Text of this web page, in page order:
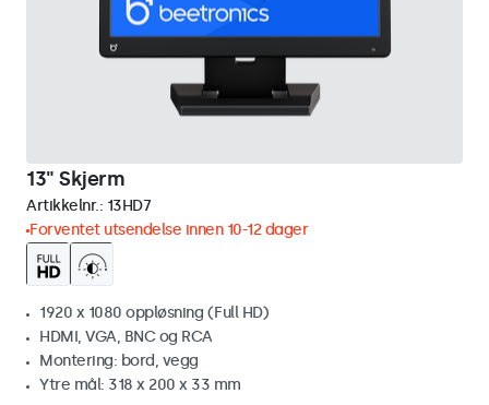
13" Skjerm
Artikkelnr.: 13HD7
Forventet utsendelse innen 10-12 dager
1920 x 1080 oppløsning (Full HD)
HDMI, VGA, BNC og RCA
Montering: bord, vegg
Ytre mål: 318 x 200 x 33 mm